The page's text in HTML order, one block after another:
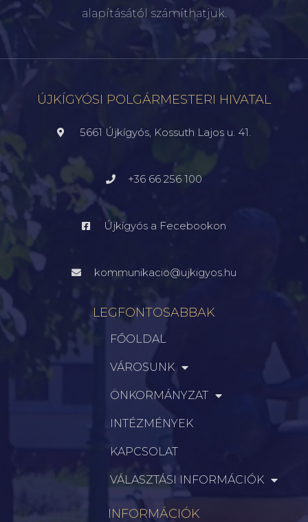
alapításától számíthatjuk.
ÚJKÍGYÓSI POLGÁRMESTERI HIVATAL
5661 Újkígyós, Kossuth Lajos u. 41.
+36 66 256 100
Újkígyós a Fecebookon
kommunikacio@ujkigyos.hu
LEGFONTOSABBAK
FŐOLDAL
VÁROSUNK
ÖNKORMÁNYZAT
INTÉZMÉNYEK
KAPCSOLAT
VÁLASZTÁSI INFORMÁCIÓK
INFORMÁCIÓK